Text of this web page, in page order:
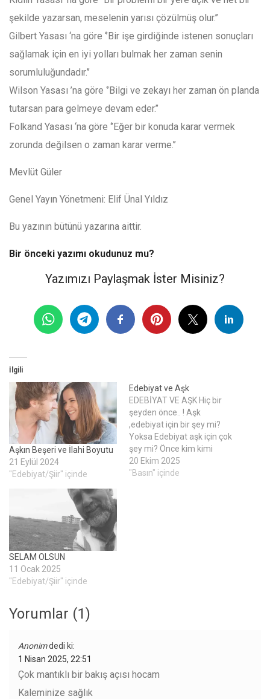
şekilde yazarsan, meselenin yarısı çözülmüş olur.’’
Gilbert Yasası ‘na göre ‘’Bir işe girdiğinde istenen sonuçları
sağlamak için en iyi yolları bulmak her zaman senin
sorumluluğundadır.’’
Wilson Yasası ’na göre ‘’Bilgi ve zekayı her zaman ön planda
tutarsan para gelmeye devam eder.’’
Folkand Yasası ‘na göre ‘’Eğer bir konuda karar vermek
zorunda değilsen o zaman karar verme.’’
Mevlüt Güler
Genel Yayın Yönetmeni: Elif Ünal Yıldız
Bu yazının bütünü yazarına aittir.
Bir önceki yazımı okudunuz mu?
Yazımızı Paylaşmak İster Misiniz?
İlgili
Aşkın Beşeri ve İlahi Boyutu
21 Eylül 2024
"Edebiyat/Şiir" içinde
Edebiyat ve Aşk
EDEBİYAT VE AŞK Hiç bir
şeyden önce.. ! Aşk
,edebiyat için bir şey mi?
Yoksa Edebiyat aşk için çok
şey mi? Önce kim kimi
sevdi? İtiraflar hangi
cümlelerden hangisinden
20 Ekim 2025
"Basın" içinde
SELAM OLSUN
11 Ocak 2025
"Edebiyat/Şiir" içinde
Yorumlar (1)
Anonimdedi ki:
1 Nisan 2025, 22:51
Çok mantıklı bir bakış açısı hocam
Kaleminize sağlık